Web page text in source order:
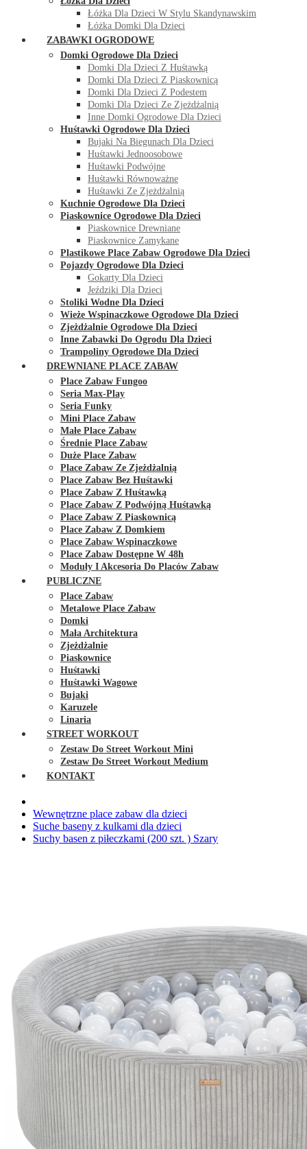
Łóżka Dla Dzieci W Stylu Skandynawskim
Łóżka Domki Dla Dzieci
ZABAWKI OGRODOWE
Domki Ogrodowe Dla Dzieci
Domki Dla Dzieci Z Huśtawką
Domki Dla Dzieci Z Piaskownicą
Domki Dla Dzieci Z Podestem
Domki Dla Dzieci Ze Zjeżdżalnią
Inne Domki Ogrodowe Dla Dzieci
Huśtawki Ogrodowe Dla Dzieci
Bujaki Na Biegunach Dla Dzieci
Huśtawki Jednoosobowe
Huśtawki Podwójne
Huśtawki Równoważne
Huśtawki Ze Zjeżdżalnią
Kuchnie Ogrodowe Dla Dzieci
Piaskownice Ogrodowe Dla Dzieci
Piaskownice Drewniane
Piaskownice Zamykane
Plastikowe Place Zabaw Ogrodowe Dla Dzieci
Pojazdy Ogrodowe Dla Dzieci
Gokarty Dla Dzieci
Jeździki Dla Dzieci
Stoliki Wodne Dla Dzieci
Wieże Wspinaczkowe Ogrodowe Dla Dzieci
Zjeżdżalnie Ogrodowe Dla Dzieci
Inne Zabawki Do Ogrodu Dla Dzieci
Trampoliny Ogrodowe Dla Dzieci
DREWNIANE PLACE ZABAW
Place Zabaw Fungoo
Seria Max-Play
Seria Funky
Mini Place Zabaw
Małe Place Zabaw
Średnie Place Zabaw
Duże Place Zabaw
Place Zabaw Ze Zjeżdżalnią
Place Zabaw Bez Huśtawki
Place Zabaw Z Huśtawką
Place Zabaw Z Podwójną Huśtawką
Place Zabaw Z Piaskownicą
Place Zabaw Z Domkiem
Place Zabaw Wspinaczkowe
Place Zabaw Dostępne W 48h
Moduły I Akcesoria Do Placów Zabaw
PUBLICZNE
Place Zabaw
Metalowe Place Zabaw
Domki
Mała Architektura
Zjeżdżalnie
Piaskownice
Huśtawki
Huśtawki Wagowe
Bujaki
Karuzele
Linaria
STREET WORKOUT
Zestaw Do Street Workout Mini
Zestaw Do Street Workout Medium
KONTAKT
Wewnętrzne place zabaw dla dzieci
Suche baseny z kulkami dla dzieci
Suchy basen z piłeczkami (200 szt. ) Szary